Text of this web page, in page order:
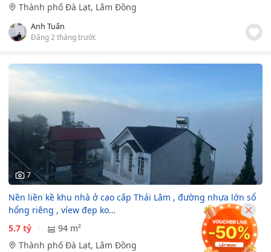
Thành phố Đà Lạt, Lâm Đồng
Anh Tuấn
Đăng 2 tháng trước
7
Nền liền kề khu nhà ở cao cấp Thái Lâm , đường nhựa lớn sổ
hổng riêng , víew đẹp ko…
5.7 tỷ
94 m²
Thành phố Đà Lạt, Lâm Đồng